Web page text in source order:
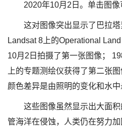
2020年10月2日。单击图像
这对图像突出显示了巴拉塔
Landsat 8上的Operational
10月2日拍摄了第一张图像；
上的专题测绘仪获得了第二张
颜色差异是由照明的变化和水中
这些图像虽然显示出大面
管海洋在侵蚀，人类仍在努力